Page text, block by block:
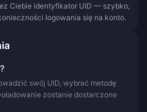
Ciebie identyfikator UID — szybko,
logowania się na konto.
swój UID, wybrać metodę
zostanie dostarczone